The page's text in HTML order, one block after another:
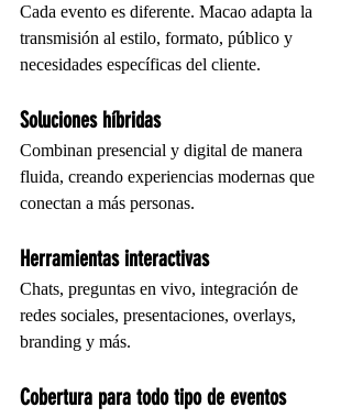
Cada evento es diferente. Macao adapta la
transmisión al estilo, formato, público y
necesidades específicas del cliente.
Soluciones híbridas
Combinan presencial y digital de manera
fluida, creando experiencias modernas que
conectan a más personas.
Herramientas interactivas
Chats, preguntas en vivo, integración de
redes sociales, presentaciones, overlays,
branding y más.
Cobertura para todo tipo de eventos